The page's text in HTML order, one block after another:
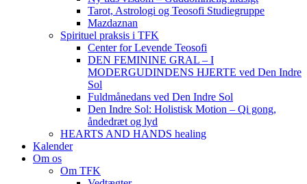
Tarot, Astrologi og Teosofi Studiegruppe
Mazdaznan
Spirituel praksis i TFK
Center for Levende Teosofi
DEN FEMININE GRAL – I
MODERGUDINDENS HJERTE ved Den Indre
Sol
Fuldmånedans ved Den Indre Sol
Den Indre Sol: Holistisk Motion – Qi gong,
åndedræt og lyd
HEARTS AND HANDS healing
Kalender
Om os
Om TFK